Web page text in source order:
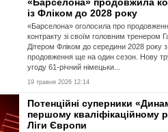
із Фліком до 2028 року
«Барселона» оголосила про
контракту зі своїм головним тренером
Дітером Фліком до середини 2028 року
продовження ще на один сезон. Нову
угоду 61-річний німецьки...
19 травня 2026 12:14
Потенційні суперники
першому кваліфікаційному
Ліги Європи